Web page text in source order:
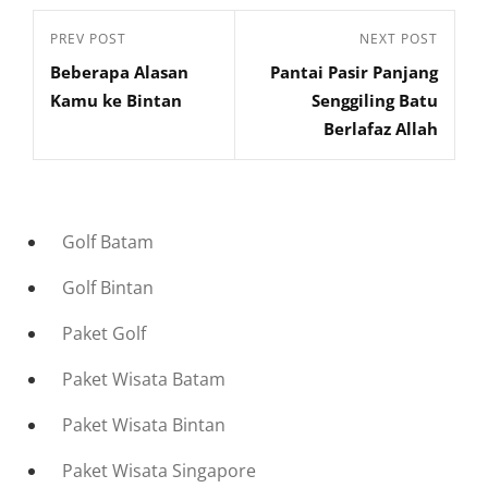
Navigasi
pos
Previous
Post
PREV POST
Beberapa Alasan
Kamu ke Bintan
Post
NEXT POST
Pantai Pasir Panjang
Senggiling Batu
Berlafaz Allah
Golf Batam
Golf Bintan
Paket Golf
Paket Wisata Batam
Paket Wisata Bintan
Paket Wisata Singapore